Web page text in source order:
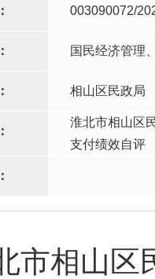
003090072/
国民经济管理
相山区民政局
淮北市相山区
支付绩效自评
市相山区